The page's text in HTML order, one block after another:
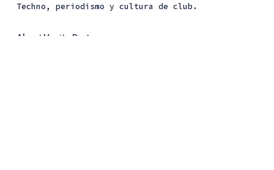
Techno, periodismo y cultura de club.
About Vanity Dust